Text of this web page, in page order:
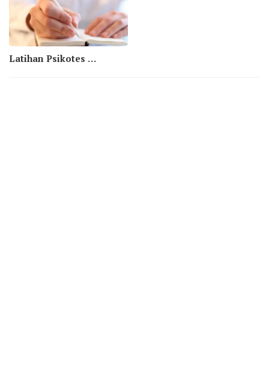
Latihan Psikotes Numerik